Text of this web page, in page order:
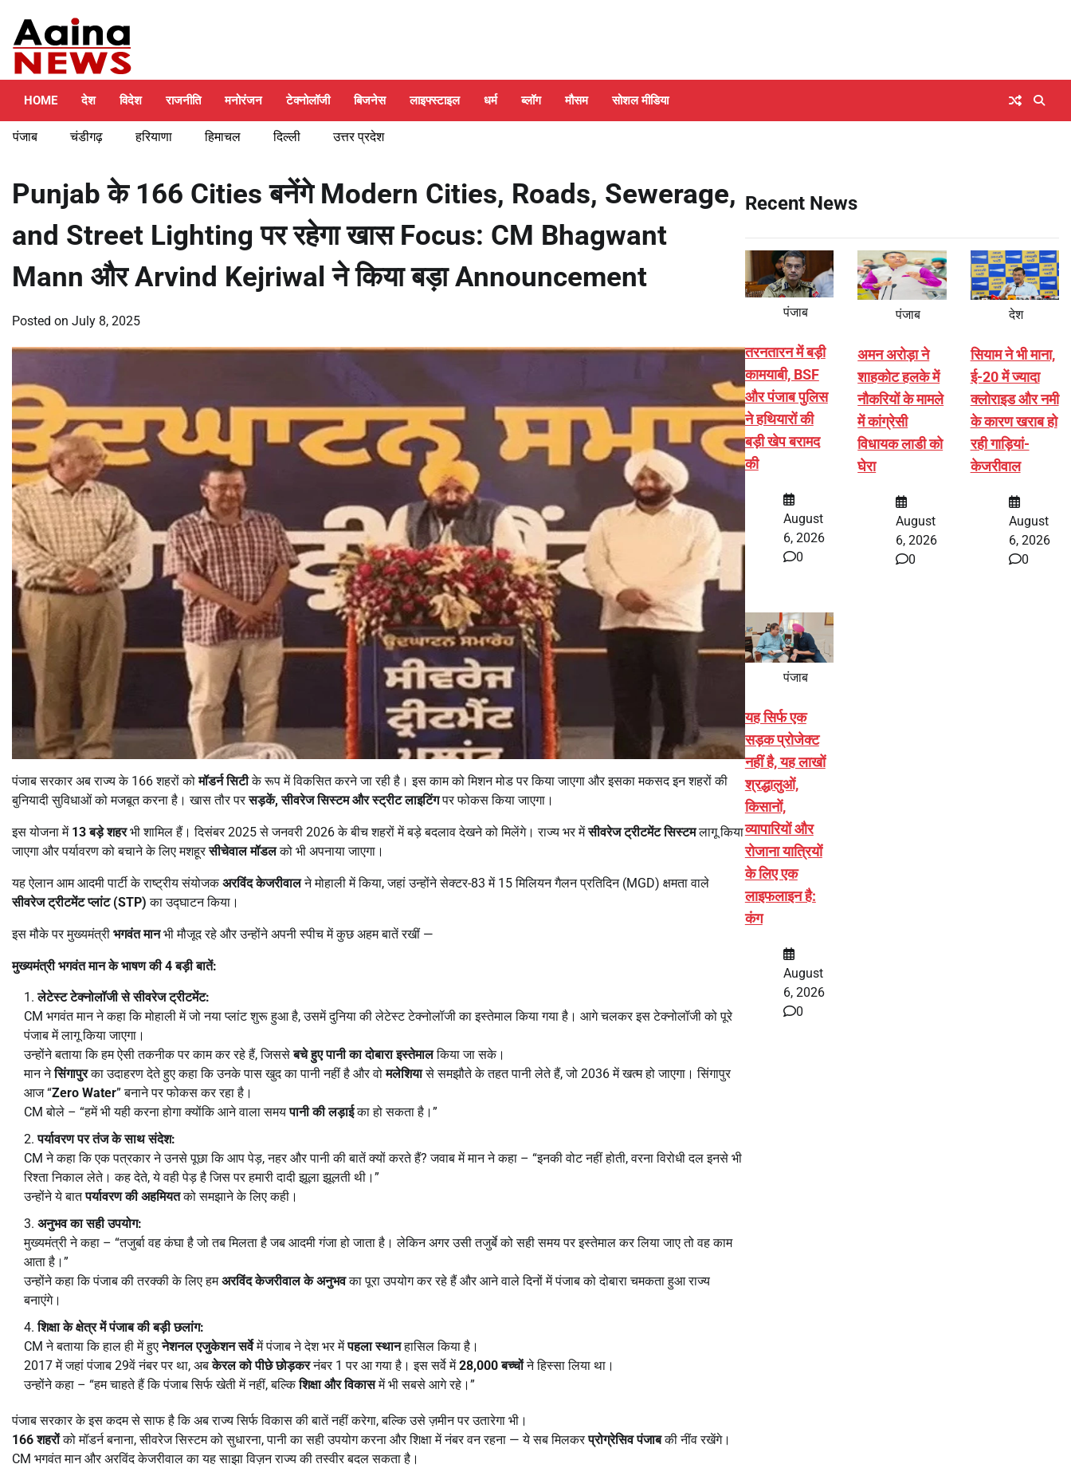
content
HOME देश विदेश राजनीति मनोरंजन टेक्नोलॉजी बिजनेस लाइफ्स्टाइल धर्म ब्लॉग मौसम सोशल मीडिया
पंजाब चंडीगढ़ हरियाणा हिमाचल दिल्ली उत्तर प्रदेश
Punjab के 166 Cities बनेंगे Modern Cities, Roads, Sewerage,
and Street Lighting पर रहेगा खास Focus: CM Bhagwant
Mann और Arvind Kejriwal ने किया बड़ा Announcement
Posted on July 8, 2025
पंजाब सरकार अब राज्य के 166 शहरों कोमॉडर्न सिटीके रूप में विकसित करने जा रही है। इस काम को मिशन मोड पर किया जाएगा और इसका मकसद इन शहरों की
बुनियादी सुविधाओं को मजबूत करना है। खास तौर परसड़कें,सीवरेज सिस्टम और स्ट्रीट लाइटिंगपर फोकस किया जाएगा।
इस योजना में 13बड़े शहरभी शामिल हैं। दिसंबर 2025 से जनवरी 2026 के बीच शहरों में बड़े बदलाव देखने को मिलेंगे। राज्य भर मेंसीवरेज ट्रीटमेंट सिस्टमलागू किया
जाएगा और पर्यावरण को बचाने के लिए मशहूरसीचेवाल मॉडलको भी अपनाया जाएगा।
यह ऐलान आम आदमी पार्टी के राष्ट्रीय संयोजकअरविंद केजरीवालने मोहाली में किया, जहां उन्होंने सेक्टर-83 में 15 मिलियन गैलन प्रतिदिन (MGD) क्षमता वाले
सीवरेज ट्रीटमेंट प्लांट (STP) का उद्घाटन किया।
इस मौके पर मुख्यमंत्री भगवंत मानभी मौजूद रहे और उन्होंने अपनी स्पीच में कुछ अहम बातें रखीं —
मुख्यमंत्री भगवंत मान के भाषण की4बड़ी बातें:
लेटेस्ट टेक्नोलॉजी से सीवरेज ट्रीटमेंट:
CM भगवंत मान ने कहा कि मोहाली में जो नया प्लांट शुरू हुआ है, उसमें दुनिया की लेटेस्ट टेक्नोलॉजी का इस्तेमाल किया गया है। आगे चलकर इस टेक्नोलॉजी को पूरे
पंजाब में लागू किया जाएगा।
उन्होंने बताया कि हम ऐसी तकनीक पर काम कर रहे हैं, जिससेबचे हुए पानी का दोबारा इस्तेमालकिया जा सके।
मान नेसिंगापुरका उदाहरण देते हुए कहा कि उनके पास खुद का पानी नहीं है और वोमलेशियासे समझौते के तहत पानी लेते हैं, जो 2036 में खत्म हो जाएगा। सिंगापुर
आज “Zero Water” बनाने पर फोकस कर रहा है।
CM बोले – “हमें भी यही करना होगा क्योंकि आने वाला समयपानी की लड़ाईका हो सकता है।”
पर्यावरण पर तंज के साथ संदेश:
CM ने कहा कि एक पत्रकार ने उनसे पूछा कि आप पेड़, नहर और पानी की बातें क्यों करते हैं? जवाब में मान ने कहा – “इनकी वोट नहीं होती, वरना विरोधी दल इनसे भी
रिश्ता निकाल लेते। कह देते, ये वही पेड़ है जिस पर हमारी दादी झूला झूलती थी।”
उन्होंने ये बातपर्यावरण की अहमियतको समझाने के लिए कही।
अनुभव का सही उपयोग:
मुख्यमंत्री ने कहा – “तजुर्बा वह कंघा है जो तब मिलता है जब आदमी गंजा हो जाता है। लेकिन अगर उसी तजुर्बे को सही समय पर इस्तेमाल कर लिया जाए तो वह काम
आता है।”
उन्होंने कहा कि पंजाब की तरक्की के लिए हमअरविंद केजरीवाल के अनुभवका पूरा उपयोग कर रहे हैं और आने वाले दिनों में पंजाब को दोबारा चमकता हुआ राज्य
बनाएंगे।
शिक्षा के क्षेत्र में पंजाब की बड़ी छलांग:
CM ने बताया कि हाल ही में हुएनेशनल एजुकेशन सर्वेमें पंजाब ने देश भर मेंपहला स्थानहासिल किया है।
2017 में जहां पंजाब 29वें नंबर पर था, अबकेरल को पीछे छोड़करनंबर 1 पर आ गया है। इस सर्वे में28,000बच्चोंने हिस्सा लिया था।
उन्होंने कहा – “हम चाहते हैं कि पंजाब सिर्फ खेती में नहीं, बल्किशिक्षा और विकासमें भी सबसे आगे रहे।”
पंजाब सरकार के इस कदम से साफ है कि अब राज्य सिर्फ विकास की बातें नहीं करेगा, बल्कि उसे ज़मीन पर उतारेगा भी।
166शहरोंको मॉडर्न बनाना, सीवरेज सिस्टम को सुधारना, पानी का सही उपयोग करना और शिक्षा में नंबर वन रहना — ये सब मिलकरप्रोग्रेसिव पंजाबकी नींव रखेंगे।
CM भगवंत मान और अरविंद केजरीवाल का यह साझा विज़न राज्य की तस्वीर बदल सकता है।
Recent News
पंजाब
तरनतारन में बड़ी
कामयाबी, BSF
और पंजाब पुलिस
ने हथियारों की
बड़ी खेप बरामद
की
August
6, 2026
0
पंजाब
अमन अरोड़ा ने
शाहकोट हलके में
नौकरियों के मामले
में कांग्रेसी
विधायक लाडी को
घेरा
August
6, 2026
0
देश
सियाम ने भी माना,
ई-20 में ज्यादा
क्लोराइड और नमी
के कारण खराब हो
रही गाड़ियां-
केजरीवाल
August
6, 2026
0
पंजाब
यह सिर्फ एक
सड़क प्रोजेक्ट
नहीं है, यह लाखों
श्रद्धालुओं,
किसानों,
व्यापारियों और
रोजाना यात्रियों
के लिए एक
लाइफलाइन है:
कंग
August
6, 2026
0